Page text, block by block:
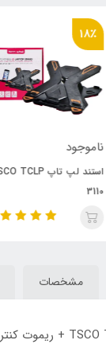
18٪
استند لپ تاپ TSCO TCLP
مشخصات